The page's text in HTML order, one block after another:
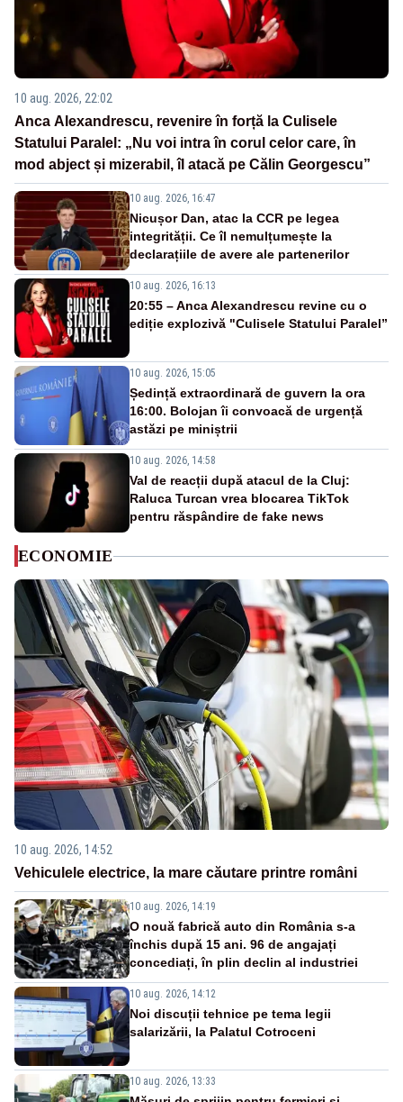
10 aug. 2026, 22:02
Anca Alexandrescu, revenire în forță la Culisele
Statului Paralel: „Nu voi intra în corul celor care, în
mod abject și mizerabil, îl atacă pe Călin Georgescu”
10 aug. 2026, 16:47
Nicușor Dan, atac la CCR pe legea
integrității. Ce îl nemulțumește la
declarațiile de avere ale partenerilor
10 aug. 2026, 16:13
20:55 – Anca Alexandrescu revine cu o
ediție explozivă "Culisele Statului Paralel”
10 aug. 2026, 15:05
Ședință extraordinară de guvern la ora
16:00. Bolojan îi convoacă de urgență
astăzi pe miniștrii
10 aug. 2026, 14:58
Val de reacții după atacul de la Cluj:
Raluca Turcan vrea blocarea TikTok
pentru răspândire de fake news
ECONOMIE
10 aug. 2026, 14:52
Vehiculele electrice, la mare căutare printre români
10 aug. 2026, 14:19
O nouă fabrică auto din România s-a
închis după 15 ani. 96 de angajați
concediați, în plin declin al industriei
10 aug. 2026, 14:12
Noi discuții tehnice pe tema legii
salarizării, la Palatul Cotroceni
10 aug. 2026, 13:33